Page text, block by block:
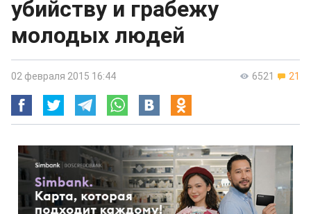
убийству и грабежу
молодых людей
6521 21
02 февраля 2015 16:44